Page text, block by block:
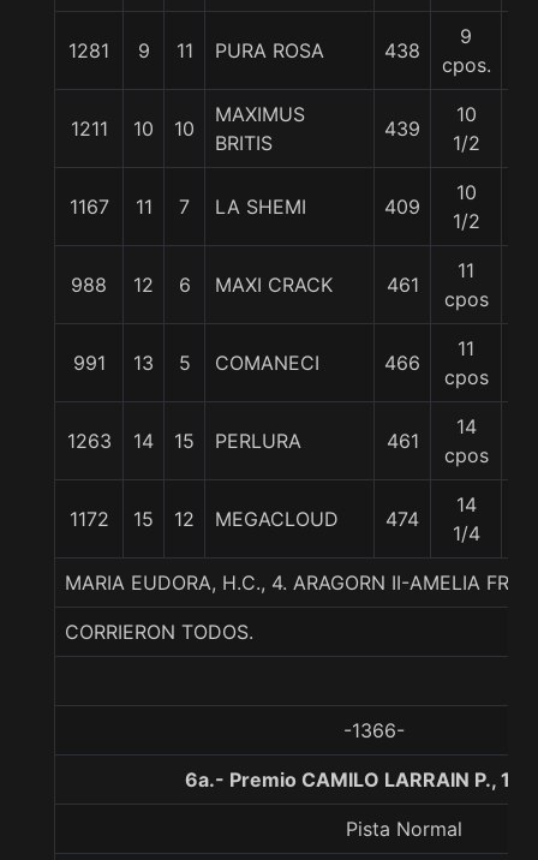
1281 9 11 PURA ROSA 438
9
cpos.
1211 10 10
MAXIMUS
BRITIS
439
10
1/2
1167 11 7 LA SHEMI 409
10
1/2
988 12 6 MAXI CRACK 461
11
cpos
991 13 5 COMANECI 466
11
cpos
1263 14 15 PERLURA 461
14
cpos
1172 15 12 MEGACLOUD 474
14
1/4
MARIA EUDORA, H.C., 4. ARAGORN II-AMELIA
CORRIERON TODOS.
-1366-
6a.- Premio CAMILO LARRAIN P.,
Pista Normal